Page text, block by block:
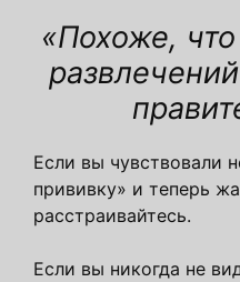
«Похоже,
Если вы чувствовали
прививку» и теперь
расстраивайтесь.
Если вы никогда не